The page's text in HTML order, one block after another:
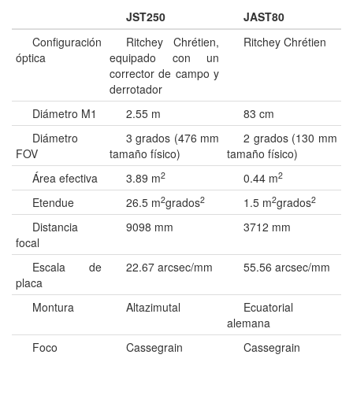
JST250
JAST80
Configuración
óptica
Ritchey Chrétien,
equipado con un
corrector de campo y
derrotador
Ritchey Chrétien
Diámetro M1 2.55 m
83 cm
Diámetro
FOV
3 grados (476 mm
tamaño físico)
2 grados (130 mm
tamaño físico)
Área efectiva
3.89 m2 0.44 m2
Etendue 26.5 m2grados2 1.5 m2grados2
Distancia
focal
9098 mm 3712 mm
Escala de
placa
22.67 arcsec/mm 55.56 arcsec/mm
Montura Altazimutal
Ecuatorial
alemana
Foco
Cassegrain Cassegrain